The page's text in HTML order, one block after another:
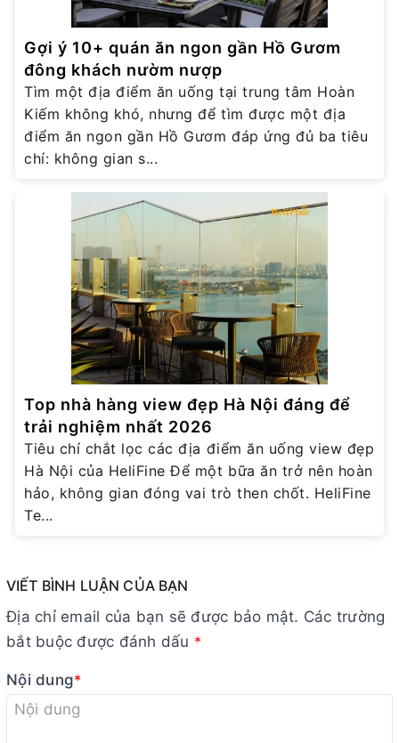
Gợi ý 10+ quán ăn ngon gần Hồ Gươm
đông khách nườm nượp
Tìm một địa điểm ăn uống tại trung tâm Hoàn
Kiếm không khó, nhưng để tìm được một địa
điểm ăn ngon gần Hồ Gươm đáp ứng đủ ba tiêu
chí: không gian s...
Top nhà hàng view đẹp Hà Nội đáng để
trải nghiệm nhất 2026
Tiêu chí chắt lọc các địa điểm ăn uống view đẹp
Hà Nội của HeliFine Để một bữa ăn trở nên hoàn
hảo, không gian đóng vai trò then chốt. HeliFine
Te...
VIẾT BÌNH LUẬN CỦA BẠN
Địa chỉ email của bạn sẽ được bảo mật. Các trường
bắt buộc được đánh dấu *
Nội dung*